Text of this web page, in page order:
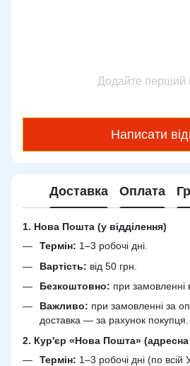
Додайте перший
Написати
Доставка Оплата
1. Нова Пошта (у відділення)
Термін: 1–3 робочі дні.
Вартість: від 50 грн.
Безкоштовно: при замовленні
Важливо: при замовленні за
доставка — за рахунок покупця.
2. Кур'єр «Нова Пошта» (адресна
Термін: 1–3 робочі дні (по всій